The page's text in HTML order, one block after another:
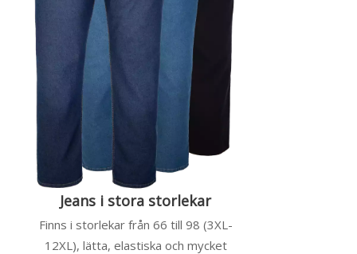
Jeans i stora storlekar
Finns i storlekar från 66 till 98 (3XL-
12XL), lätta, elastiska och mycket